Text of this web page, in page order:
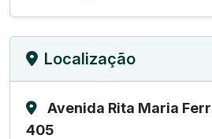
Localização
Avenida Rita Maria
405